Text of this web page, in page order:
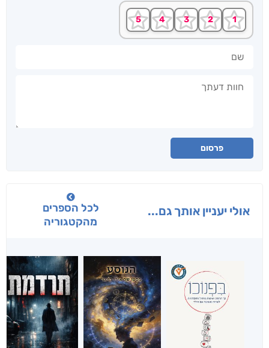
פרסום
אולי יעניין אותך גם...
לכל הספרים
מהקטגוריה